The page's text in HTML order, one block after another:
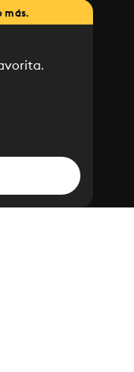
maestría los
más.